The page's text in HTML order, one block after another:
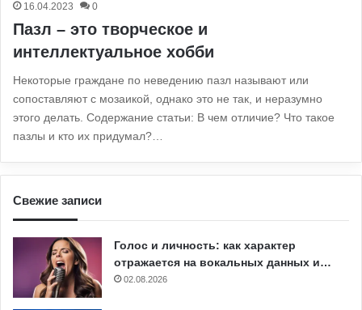
16.04.2023 0
Пазл – это творческое и
интеллектуальное хобби
Некоторые граждане по неведению пазл называют или
сопоставляют с мозаикой, однако это не так, и неразумно
этого делать. Содержание статьи: В чем отличие? Что такое
пазлы и кто их придумал?…
Свежие записи
Голос и личность: как характер
отражается на вокальных данных и…
02.08.2026